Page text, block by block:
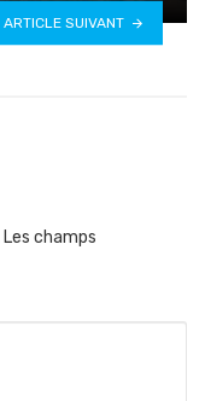
ARTICLE SUIVANT
Les champs